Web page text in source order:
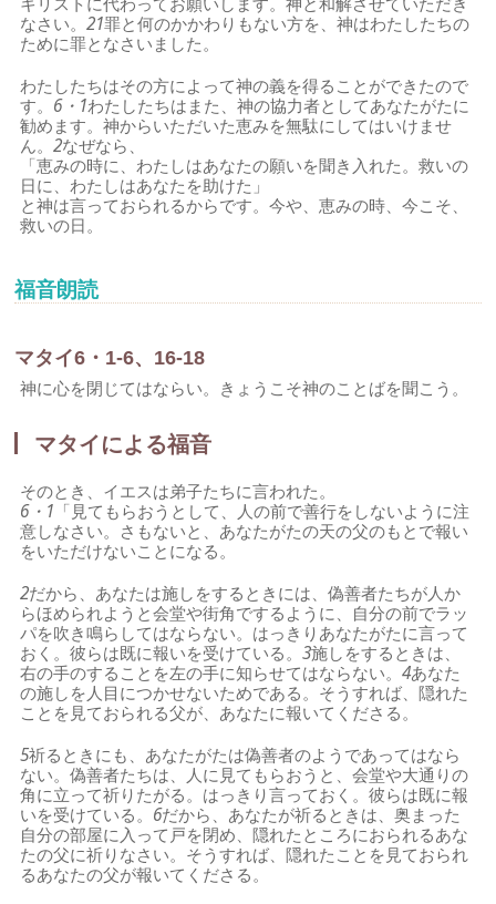
なさい。21罪と何のかかわりもない方を、神はわたしたちの
ために罪となさいました。
わたしたちはその方によって神の義を得ることができたので
す。 6・1わたしたちはまた、神の協力者としてあなたがたに
勧めます。神からいただいた恵みを無駄にしてはいけませ
ん。2なぜなら、
「恵みの時に、わたしはあなたの願いを聞き入れた。救いの
日に、わたしはあなたを助けた」
と神は言っておられるからです。今や、恵みの時、今こそ、
救いの日。
福音朗読
マタイ6・1-6、16-18
神に心を閉じてはならい。きょうこそ神のことばを聞こう。
マタイによる福音
そのとき、イエスは弟子たちに言われた。
6・1 「見てもらおうとして、人の前で善行をしないように注
意しなさい。さもないと、あなたがたの天の父のもとで報い
をいただけないことになる。
2だから、あなたは施しをするときには、偽善者たちが人か
らほめられようと会堂や街角でするように、自分の前でラッ
パを吹き鳴らしてはならない。はっきりあなたがたに言って
おく。彼らは既に報いを受けている。3施しをするときは、
右の手のすることを左の手に知らせてはならない。4あなた
の施しを人目につかせないためである。そうすれば、隠れた
ことを見ておられる父が、あなたに報いてくださる。
5祈るときにも、あなたがたは偽善者のようであってはなら
ない。偽善者たちは、人に見てもらおうと、会堂や大通りの
角に立って祈りたがる。はっきり言っておく。彼らは既に報
いを受けている。 6だから、あなたが祈るときは、奥まった
自分の部屋に入って戸を閉め、隠れたところにおられるあな
たの父に祈りなさい。そうすれば、隠れたことを見ておられ
るあなたの父が報いてくださる。